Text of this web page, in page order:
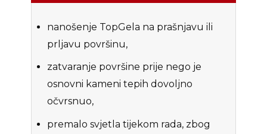
nanošenje TopGela na prašnjavu ili
prljavu površinu,
zatvaranje površine prije nego je
osnovni kameni tepih dovoljno
očvrsnuo,
premalo svjetla tijekom rada, zbog